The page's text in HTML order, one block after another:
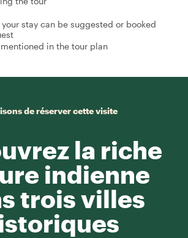
stay can be suggested or booked
in the tour plan
de réserver cette visite
la riche
indienne
trois villes